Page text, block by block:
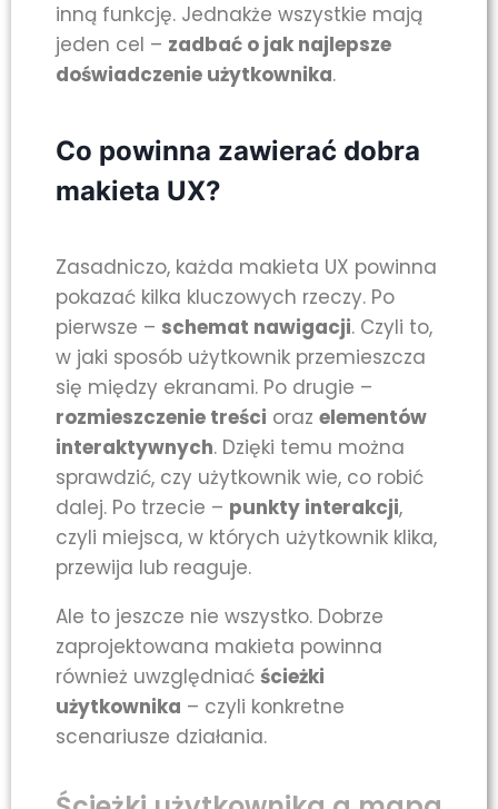
inną funkcję. Jednakże wszystkie mają
jeden cel – zadbać o jak najlepsze
doświadczenie użytkownika.
Co powinna zawierać dobra
makieta UX?
Zasadniczo, każda makieta UX powinna
pokazać kilka kluczowych rzeczy. Po
pierwsze – schemat nawigacji. Czyli to,
w jaki sposób użytkownik przemieszcza
się między ekranami. Po drugie –
rozmieszczenie treści oraz elementów
interaktywnych. Dzięki temu można
sprawdzić, czy użytkownik wie, co robić
dalej. Po trzecie – punkty interakcji,
czyli miejsca, w których użytkownik klika,
przewija lub reaguje.
Ale to jeszcze nie wszystko. Dobrze
zaprojektowana makieta powinna
również uwzględniać ścieżki
użytkownika – czyli konkretne
scenariusze działania.